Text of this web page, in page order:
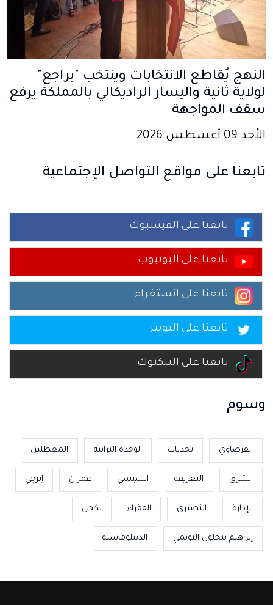
النهج يُقاطع الانتخابات وينتخب "براجع"
لولاية ثانية واليسار الراديكالي بالمملكة يرفع
سقف المواجهة
الأحد 09 أغسطس 2026
تابعنا على مواقع التواصل الإجتماعية
تابعنا على الفيسبوك
تابعنا على اليوتيوب
تابعنا على انستغرام
تابعنا على التويتر
تابعنا على التيكتوك
وسوم
القرضاوي تحديات الوحدة الترابية المعطلين
الشرق التعريفة السيسي عمران إنرجي
الإدارة النصيري الفقراء لكحل
إبراهيم بنجلون التويمي الديبلوماسية